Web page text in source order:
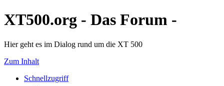
XT500.org - Das Forum -
Hier geht es im Dialog rund um die XT 500
Zum Inhalt
Schnellzugriff